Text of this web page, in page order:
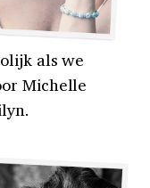
als we
Michelle